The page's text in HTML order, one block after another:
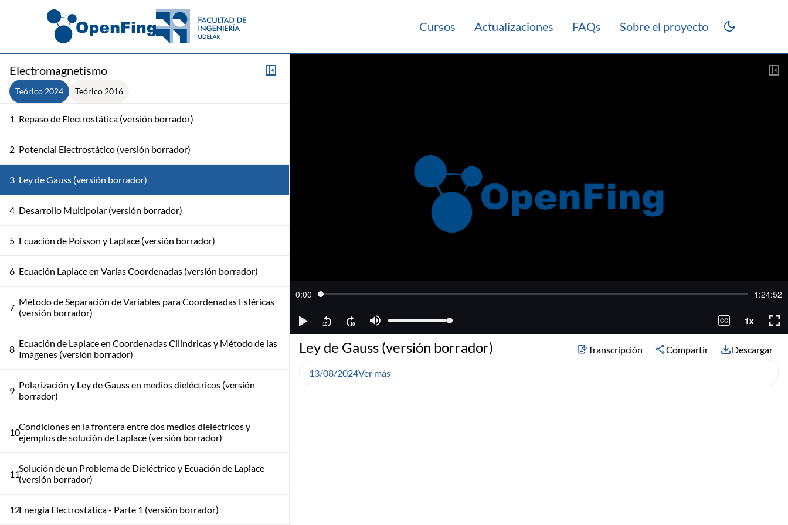
Cursos Actualizaciones FAQs Sobre el proyecto
Electromagnetismo
Teórico 2024 Teórico 2016
1 Repaso de Electrostática (versión borrador)
2 Potencial Electrostático (versión borrador)
3 Ley de Gauss (versión borrador)
4 Desarrollo Multipolar (versión borrador)
5 Ecuación de Poisson y Laplace (versión borrador)
6 Ecuación Laplace en Varias Coordenadas (versión borrador)
7 Método de Separación de Variables para Coordenadas Esféricas
(versión borrador)
8 Ecuación de Laplace en Coordenadas Cilíndricas y Método de las
Imágenes (versión borrador)
9 Polarización y Ley de Gauss en medios dieléctricos (versión
borrador)
10Condiciones en la frontera entre dos medios dieléctricos y
ejemplos de solución de Laplace (versión borrador)
11Solución de un Problema de Dieléctrico y Ecuación de Laplace
(versión borrador)
12Energía Electrostática - Parte 1 (versión borrador)
Ley de Gauss (versión borrador) Transcripción Compartir Descargar
13/08/2024Ver más